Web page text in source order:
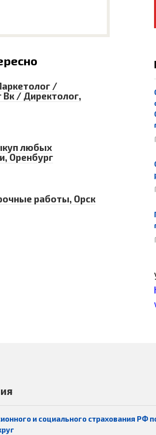
/
Вк / Директолог,
любых
Оренбург
работы, Орск
и социального страхования РФ